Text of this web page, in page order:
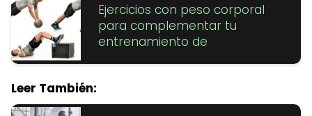
Ejercicios con peso corporal
para complementar tu
entrenamiento de
Leer También: